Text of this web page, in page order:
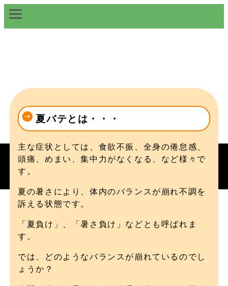
夏バテとは・・・
主な症状としては、食欲不振、全身の倦怠感、
頭痛、めまい、集中力がなくなる、など様々で
す。
夏の暑さにより、体内のバランスが崩れ不調を
訴える状態です。
「夏負け」、「暑さ負け」などとも呼ばれま
す。
では、どのようなバランスが崩れているのでし
ょうか？